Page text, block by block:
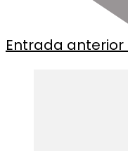
Entrada anterior